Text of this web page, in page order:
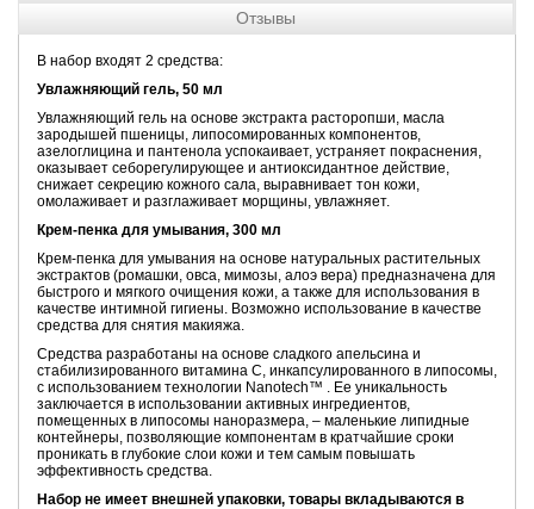
Отзывы
В набор входят 2 средства:
Увлажняющий гель, 50 мл
Увлажняющий гель на основе экстракта расторопши, масла
зародышей пшеницы, липосомированных компонентов,
азелоглицина и пантенола успокаивает, устраняет покраснения,
оказывает себорегулирующее и антиоксидантное действие,
снижает секрецию кожного сала, выравнивает тон кожи,
омолаживает и разглаживает морщины, увлажняет.
Крем-пенка для умывания, 300 мл
Крем-пенка для умывания на основе натуральных растительных
экстрактов (ромашки, овса, мимозы, алоэ вера) предназначена для
быстрого и мягкого очищения кожи, а также для использования в
качестве интимной гигиены. Возможно использование в качестве
средства для снятия макияжа.
Средства разработаны на основе сладкого апельсина и
стабилизированного витамина С, инкапсулированного в липосомы,
с использованием технологии Nanotech™ . Ее уникальность
заключается в использовании активных ингредиентов,
помещенных в липосомы наноразмера, – маленькие липидные
контейнеры, позволяющие компонентам в кратчайшие сроки
проникать в глубокие слои кожи и тем самым повышать
эффективность средства.
Набор не имеет внешней упаковки, товары вкладываются в